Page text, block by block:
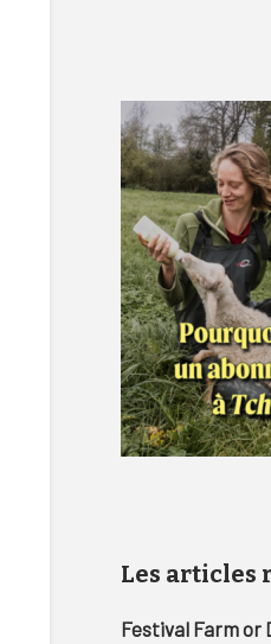
Les articles
Festival Farm or